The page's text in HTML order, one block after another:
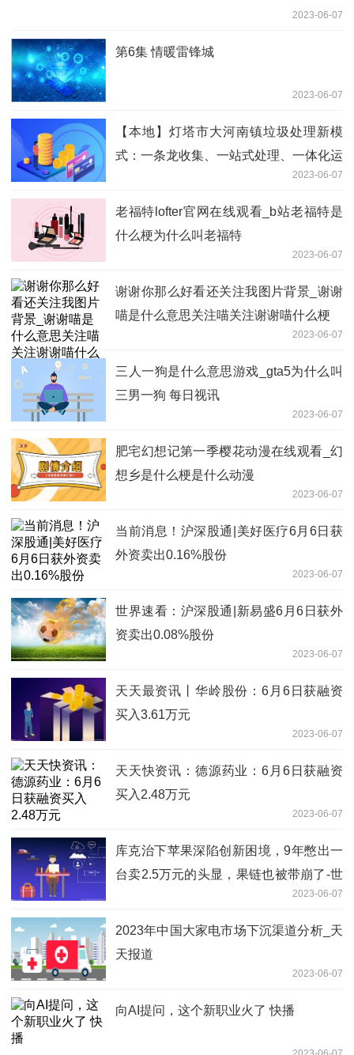
2023-06-07
第6集 情暖雷锋城
2023-06-07
【本地】灯塔市大河南镇垃圾处理新模
式：一条龙收集、一站式处理、一体化运
2023-06-07
老福特lofter官网在线观看_b站老福特是
什么梗为什么叫老福特
2023-06-07
谢谢你那么好看还关注我图片背景_谢谢
喵是什么意思关注喵关注谢谢喵什么梗
2023-06-07
三人一狗是什么意思游戏_gta5为什么叫
三男一狗 每日视讯
2023-06-07
肥宅幻想记第一季樱花动漫在线观看_幻
想乡是什么梗是什么动漫
2023-06-07
当前消息！沪深股通|美好医疗6月6日获
外资卖出0.16%股份
2023-06-07
世界速看：沪深股通|新易盛6月6日获外
资卖出0.08%股份
2023-06-07
天天最资讯丨华岭股份：6月6日获融资
买入3.61万元
2023-06-07
天天快资讯：德源药业：6月6日获融资
买入2.48万元
2023-06-07
库克治下苹果深陷创新困境，9年憋出一
台卖2.5万元的头显，果链也被带崩了-世
2023-06-07
2023年中国大家电市场下沉渠道分析_天
天报道
2023-06-07
向AI提问，这个新职业火了 快播